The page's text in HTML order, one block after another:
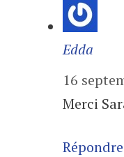
Edda
16
Merci
Répondre